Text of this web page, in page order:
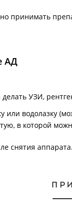
принимать
АД
УЗИ,
или водолазку
в которой
снятия аппарата.